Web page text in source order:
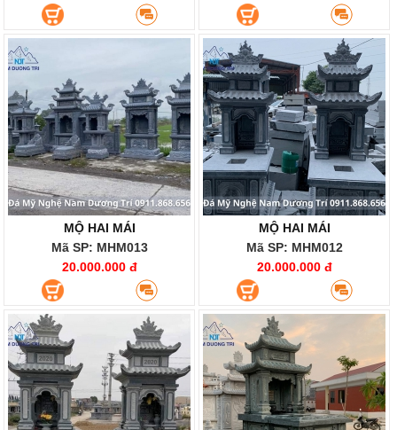
MỘ HAI MÁI
Mã SP: MHM013
20.000.000 đ
MỘ HAI MÁI
Mã SP: MHM012
20.000.000 đ